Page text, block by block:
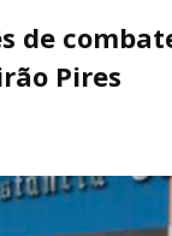
de
Pires